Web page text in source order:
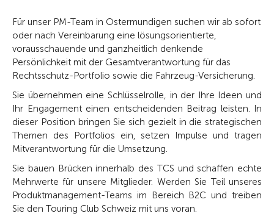
Für unser PM-Team in Ostermundigen suchen wir ab sofort
oder nach Vereinbarung eine lösungsorientierte,
vorausschauende und ganzheitlich denkende
Persönlichkeit mit der Gesamtverantwortung für das
Rechtsschutz-Portfolio sowie die Fahrzeug-Versicherung.
Sie übernehmen eine Schlüsselrolle, in der Ihre Ideen und
Ihr Engagement einen entscheidenden Beitrag leisten. In
dieser Position bringen Sie sich gezielt in die strategischen
Themen des Portfolios ein, setzen Impulse und tragen
Mitverantwortung für die Umsetzung.
Sie bauen Brücken innerhalb des TCS und schaffen echte
Mehrwerte für unsere Mitglieder. Werden Sie Teil unseres
Produktmanagement-Teams im Bereich B2C und treiben
Sie den Touring Club Schweiz mit uns voran.